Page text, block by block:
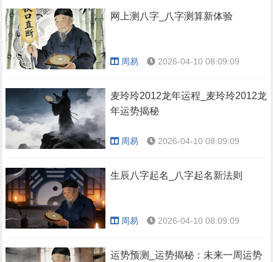
网上测八字_八字测算新体验
周易 2026-04-10 08:09:09
麦玲玲2012龙年运程_麦玲玲2012龙
年运势揭秘
周易 2026-04-10 08:09:09
生辰八字起名_八字起名新法则
周易 2026-04-10 08:09:09
运势预测_运势揭秘：未来一周运势